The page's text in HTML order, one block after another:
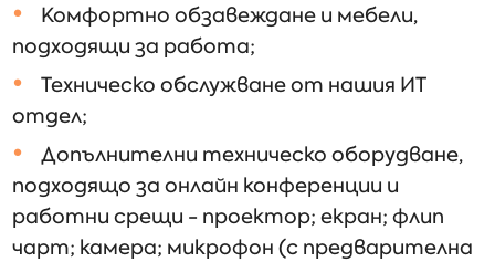
Комфортно обзавеждане и мебели,
подходящи за работа;
Техническо обслужване от нашия ИТ
отдел;
Допълнителни тeхническо оборудване,
подходящо за онлайн конференции и
работни срещи - проектор; екран; флип
чарт; камера; микрофон (с предварителна